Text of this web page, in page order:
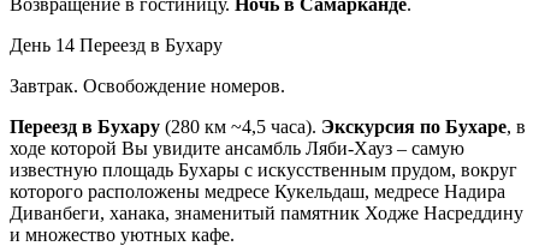
День 14 Переезд в Бухару
Завтрак. Освобождение номеров.
Переезд в Бухару (280 км ~4,5 часа). Экскурсия по Бухаре, в
ходе которой Вы увидите ансамбль Ляби-Хауз – самую
известную площадь Бухары с искусственным прудом, вокруг
которого расположены медресе Кукельдаш, медресе Надира
Диванбеги, ханака, знаменитый памятник Ходже Насреддину
и множество уютных кафе.